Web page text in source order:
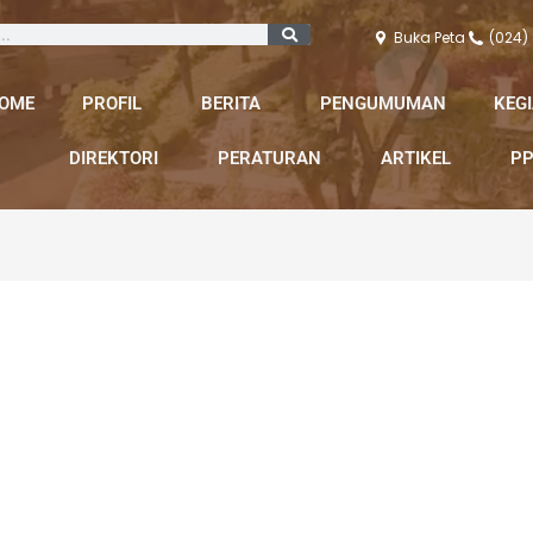
Buka Peta (024)
PROFIL BERITA PENGUMUMAN
DIREKTORI PERATURAN ARTIKEL